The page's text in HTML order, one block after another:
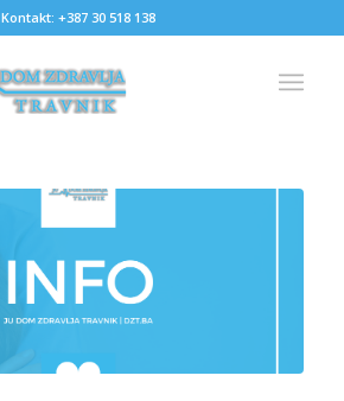
Kontakt: +387 30 518 138